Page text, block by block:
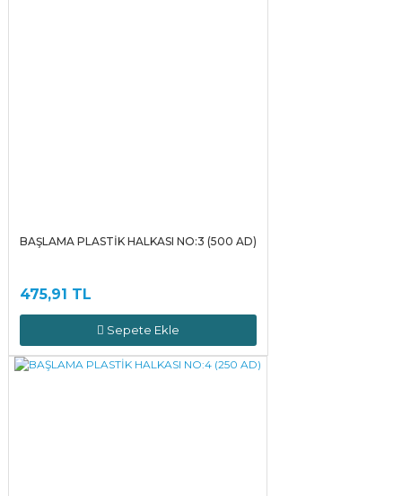
BAŞLAMA PLASTİK HALKASI NO:3 (500 AD)
475,91 TL
Sepete Ekle